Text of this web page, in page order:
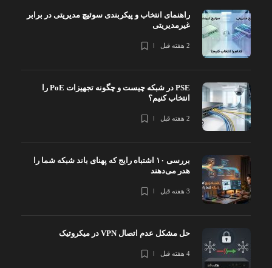
راهنمای انتخاب و پیکربندی سوئیچ مدیریتی در برابر
غیرمدیریتی
2 هفته قبل
PSE در شبکه چیست و چگونه تجهیزات PoE را
انتخاب کنیم؟
2 هفته قبل
بررسی ۱۰ اشتباه رایج که پهنای باند شبکه شما را
هدر می‌دهند
3 هفته قبل
حل مشکل عدم اتصال VPN در میکروتیک
4 هفته قبل